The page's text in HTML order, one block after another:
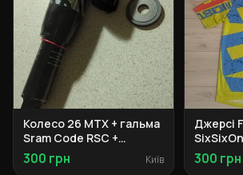
Колесо 26 MTX + гальма
Sram Code RSC +
амортизатори Rock
Shox + та ін.
300 грн Київ
Джерсі
300 грн